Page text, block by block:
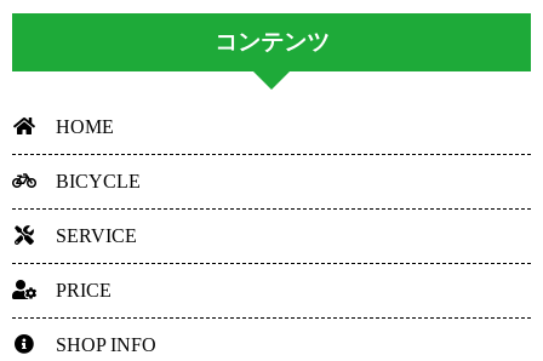
コンテンツ
HOME
BICYCLE
SERVICE
PRICE
SHOP INFO